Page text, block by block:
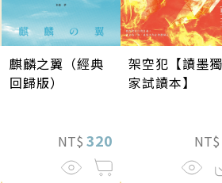
麒麟之翼（經典
回歸版）
NT$ 320
架空犯【讀墨獨
家試讀本】
NT$